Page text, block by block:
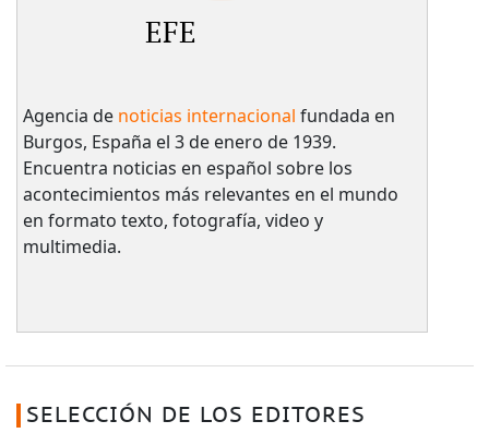
EFE
Agencia de noticias internacional fundada en
Burgos, España el 3 de enero de 1939.
Encuentra noticias en español sobre los
acontecimientos más relevantes en el mundo
en formato texto, fotografía, video y
multimedia.
SELECCIÓN DE LOS EDITORES